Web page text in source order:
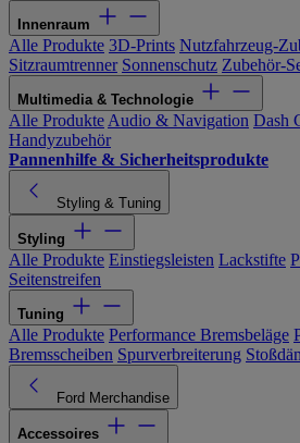
Innenraum
Alle Produkte 3D-Prints Nutzfahrzeug-
Sitzraumtrenner Sonnenschutz Zubehör-
Multimedia & Technologie
Alle Produkte Audio & Navigation Dash
Handyzubehör
Pannenhilfe & Sicherheitsprodukte
Styling & Tuning
Styling
Alle Produkte Einstiegsleisten Lackstifte
Seitenstreifen
Tuning
Alle Produkte Performance Bremsbeläge
Bremsscheiben Spurverbreiterung
Ford Merchandise
Accessoires